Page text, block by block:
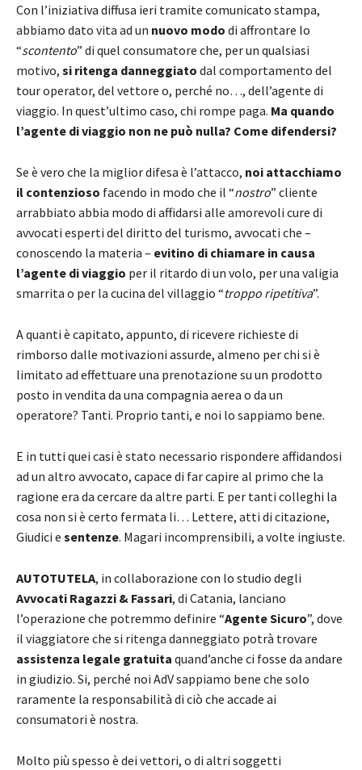
Con l’iniziativa diffusa ieri tramite comunicato stampa,
abbiamo dato vita ad un nuovo modo di affrontare lo
“scontento” di quel consumatore che, per un qualsiasi
motivo, si ritenga danneggiato dal comportamento del
tour operator, del vettore o, perché no…, dell’agente di
viaggio. In quest’ultimo caso, chi rompe paga. Ma quando
l’agente di viaggio non ne può nulla? Come difendersi?
Se è vero che la miglior difesa è l’attacco, noi attacchiamo
il contenzioso facendo in modo che il “nostro” cliente
arrabbiato abbia modo di affidarsi alle amorevoli cure di
avvocati esperti del diritto del turismo, avvocati che –
conoscendo la materia – evitino di chiamare in causa
l’agente di viaggio per il ritardo di un volo, per una valigia
smarrita o per la cucina del villaggio “troppo ripetitiva”.
A quanti è capitato, appunto, di ricevere richieste di
rimborso dalle motivazioni assurde, almeno per chi si è
limitato ad effettuare una prenotazione su un prodotto
posto in vendita da una compagnia aerea o da un
operatore? Tanti. Proprio tanti, e noi lo sappiamo bene.
E in tutti quei casi è stato necessario rispondere affidandosi
ad un altro avvocato, capace di far capire al primo che la
ragione era da cercare da altre parti. E per tanti colleghi la
cosa non si è certo fermata li… Lettere, atti di citazione,
Giudici e sentenze. Magari incomprensibili, a volte ingiuste.
AUTOTUTELA, in collaborazione con lo studio degli
Avvocati Ragazzi & Fassari, di Catania, lanciano
l’operazione che potremmo definire “Agente Sicuro”, dove
il viaggiatore che si ritenga danneggiato potrà trovare
assistenza legale gratuita quand’anche ci fosse da andare
in giudizio. Si, perché noi AdV sappiamo bene che solo
raramente la responsabilità di ciò che accade ai
consumatori è nostra.
Molto più spesso è dei vettori, o di altri soggetti